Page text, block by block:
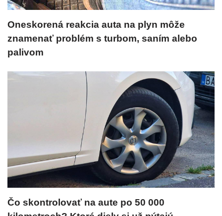
Oneskorená reakcia auta na plyn môže
znamenať problém s turbom, saním alebo
palivom
Čo skontrolovať na aute po 50 000